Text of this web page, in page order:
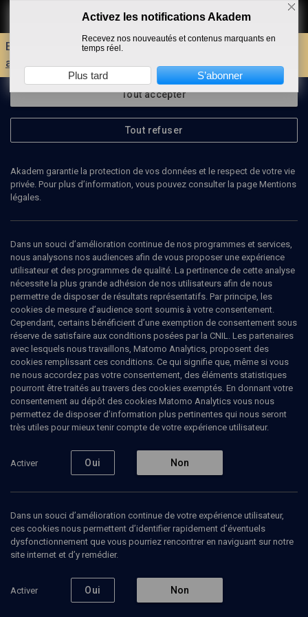
Faire un don
Envie d'encore plus d'AKADEM ?
Découvrez les
avantages d'un compte !
pédopsychiatre
Ajouter J’aime
Tous 1 Vidéos 1
Vidéos 1
en
France et
(6/8)
De l'enfant et de
l'adolescent
Regarder
Tout accepter
Tout refuser
Akadem garantie la protection de vos données et le respect de votre vie
privée. Pour plus d’information, vous pouvez consulter la page Mentions
légales.
Dans un souci d’amélioration continue de nos programmes et services,
nous analysons nos audiences afin de vous proposer une expérience
utilisateur et des programmes de qualité. La pertinence de cette analyse
nécessite la plus grande adhésion de nos utilisateurs afin de nous
permettre de disposer de résultats représentatifs. Par principe, les
cookies de mesure d’audience sont soumis à votre consentement.
Cependant, certains bénéficient d’une exemption de consentement sous
réserve de satisfaire aux conditions posées par la CNIL. Les partenaires
avec lesquels nous travaillons, Matomo Analytics, proposent des
cookies remplissant ces conditions. Ce qui signifie que, même si vous
ne nous accordez pas votre consentement, des éléments statistiques
pourront être traités au travers des cookies exemptés. En donnant votre
consentement au dépôt des cookies Matomo Analytics vous nous
permettez de disposer d’information plus pertinentes qui nous seront
très utiles pour mieux tenir compte de votre expérience utilisateur.
Activer Oui Non
Dans un souci d’amélioration continue de votre expérience utilisateur,
ces cookies nous permettent d’identifier rapidement d’éventuels
dysfonctionnement que vous pourriez rencontrer en naviguant sur notre
site internet et d’y remédier.
Activer Oui Non
Activez les notifications Akadem
Recevez nos nouveautés et contenus marquants en
temps réel.
Plus tard S’abonner